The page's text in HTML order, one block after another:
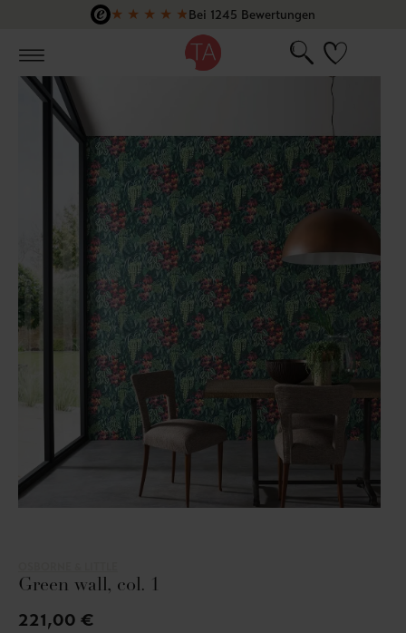
Zum Hauptinhalt springen
★ ★ ★ ★ ★Bei 1245 Bewertungen
Green wall, col. 1
221,00 €